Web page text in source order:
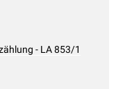
- LA 853/1